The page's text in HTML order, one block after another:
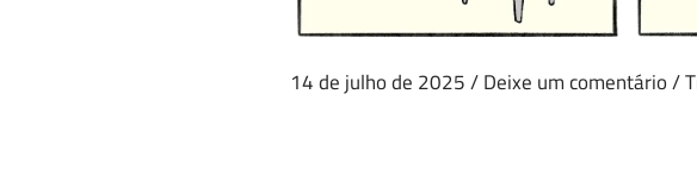
14 de julho de 2025/Deixe um comentário/